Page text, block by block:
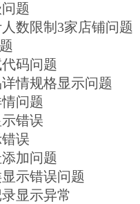
题
数限制3家店铺问题
码问题
情规格显示问题
问题
错误
误
加问题
示错误问题
显示异常